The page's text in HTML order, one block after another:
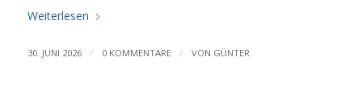
Weiterlesen
30. JUNI 2026 / 0 KOMMENTARE / VON GÜNTER